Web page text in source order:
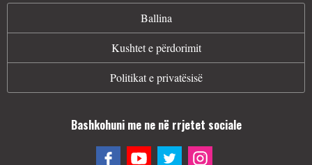
Ballina
Kushtet e përdorimit
Politikat e privatësisë
Bashkohuni me ne në rrjetet sociale